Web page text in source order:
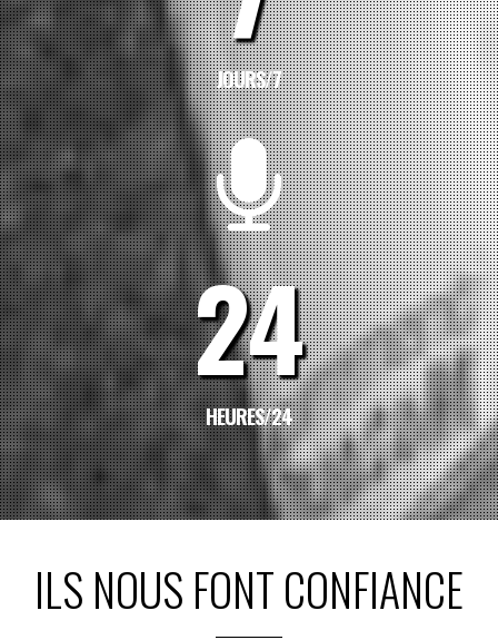
JOURS/7
24
HEURES/24
ILS NOUS FONT CONFIANCE